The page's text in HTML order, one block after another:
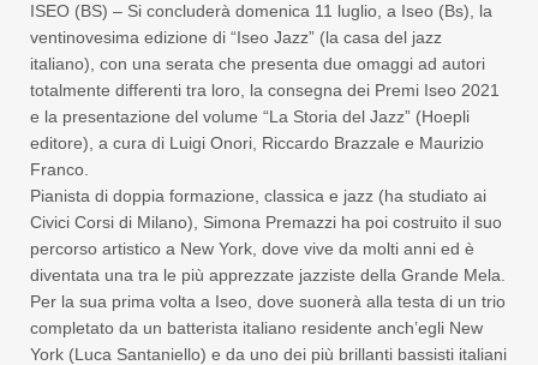
ISEO (BS) – Si concluderà domenica 11 luglio, a Iseo (Bs), la
ventinovesima edizione di “Iseo Jazz” (la casa del jazz
italiano), con una serata che presenta due omaggi ad autori
totalmente differenti tra loro, la consegna dei Premi Iseo 2021
e la presentazione del volume “La Storia del Jazz” (Hoepli
editore), a cura di Luigi Onori, Riccardo Brazzale e Maurizio
Franco.
Pianista di doppia formazione, classica e jazz (ha studiato ai
Civici Corsi di Milano), Simona Premazzi ha poi costruito il suo
percorso artistico a New York, dove vive da molti anni ed è
diventata una tra le più apprezzate jazziste della Grande Mela.
Per la sua prima volta a Iseo, dove suonerà alla testa di un trio
completato da un batterista italiano residente anch’egli New
York (Luca Santaniello) e da uno dei più brillanti bassisti italiani